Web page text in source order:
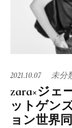
2021.10.07 未分
zara×ジェ
ットゲン
ョン世界